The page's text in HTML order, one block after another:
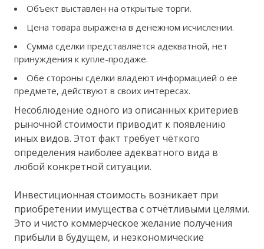
Объект выставлен на открытые торги.
Цена товара выражена в денежном исчислении.
Сумма сделки представляется адекватной, нет
принуждения к купле-продаже.
Обе стороны сделки владеют информацией о ее
предмете, действуют в своих интересах.
Несоблюдение одного из описанных критериев
рыночной стоимости приводит к появлению
иных видов. Этот факт требует чёткого
определения наиболее адекватного вида в
любой конкретной ситуации.
Инвестиционная стоимость возникает при
приобретении имущества с отчётливыми целями.
Это и чисто коммерческое желание получения
прибыли в будущем, и неэкономические